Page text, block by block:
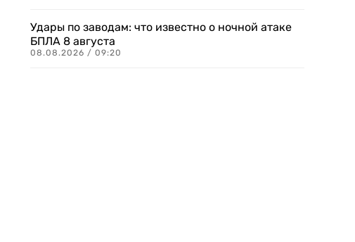
Удары по заводам: что известно о ночной атаке
БПЛА 8 августа
08.08.2026 / 09:20